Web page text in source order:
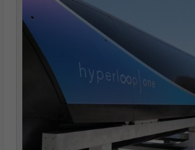
in cloud, con la possibilità di
Google One
con i membri della propria
massimo di 5 persone.
I motivi che hanno spinto Google a
propri piani di archiviazione a
piuttosto chiari: con l’aumento delle
necessario adeguarsi di conseguenza.
bisogno di avere più spazio a
intere librerie di file e cartelle, gli